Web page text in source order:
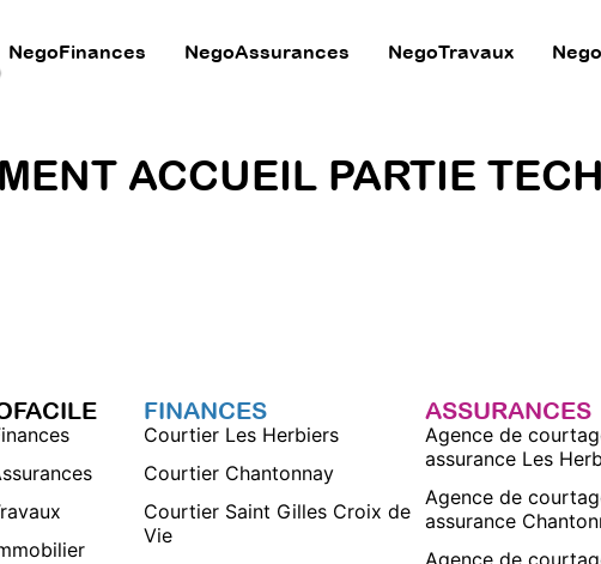
NegoFinances NegoAssurances NegoTravaux
ACCUEIL PARTIE
FINANCES
Courtier Les Herbiers
Courtier Chantonnay
Courtier Saint Gilles Croix de
Vie
ASSURANCES
Agence de
assurance Les
Agence de
assurance
Agence de